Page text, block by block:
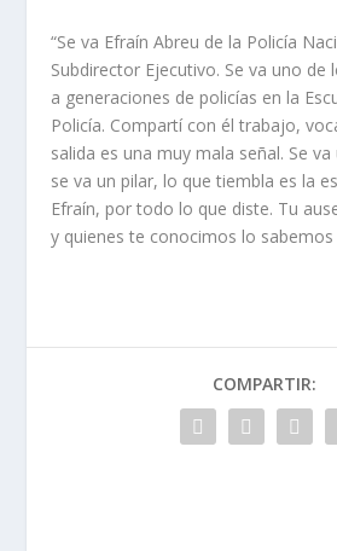
“Se va Efraín Abreu de la Policía
Subdirector Ejecutivo. Se va uno
a generaciones de policías en la
Policía. Compartí con él trabajo,
salida es una muy mala señal. Se va
se va un pilar, lo que tiembla es la
Efraín, por todo lo que diste. Tu
y quienes te conocimos lo sabemos
COMPARTIR: